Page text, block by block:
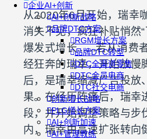
企业AI+创新
AI+创新战略
品牌DTC方案
RGM增长方案
品牌DTC转型
DTC全渠道零售
DTC会员电商
DTC社交电商
创新增长战略
PLG增长方案
AI+创新加速
AI+管理教练
从2020年6月开始，瑞幸
消失不见，疯狂补贴悄然
爆发式增长......若从消费
经狂奔的瑞幸，开始放慢
后，是瑞幸缩减广告投放
果。在经历阵痛后，瑞幸
段，并开始调整策略与步
内，瑞幸由高速扩张转向